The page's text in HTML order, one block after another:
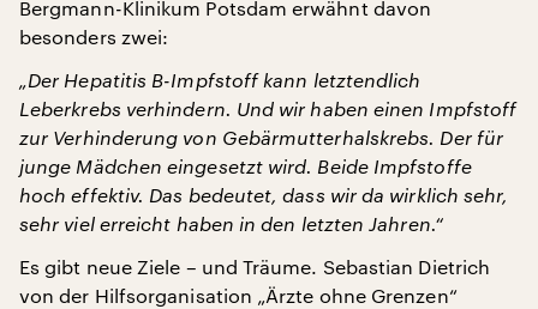
Bergmann-Klinikum Potsdam erwähnt davon
besonders zwei:
„Der Hepatitis B-Impfstoff kann letztendlich
Leberkrebs verhindern. Und wir haben einen Impfstoff
zur Verhinderung von Gebärmutterhalskrebs. Der für
junge Mädchen eingesetzt wird. Beide Impfstoffe
hoch effektiv. Das bedeutet, dass wir da wirklich sehr,
sehr viel erreicht haben in den letzten Jahren.“
Es gibt neue Ziele – und Träume. Sebastian Dietrich
von der Hilfsorganisation „Ärzte ohne Grenzen“